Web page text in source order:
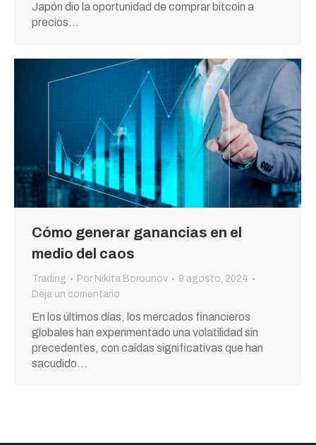
Japón dio la oportunidad de comprar bitcoin a
precios…
Cómo generar ganancias en el
medio del caos
Trading Por Nikita Borounov
9 agosto, 2024
Deja un comentario
En los últimos días, los mercados financieros
globales han experimentado una volatilidad sin
precedentes, con caídas significativas que han
sacudido…